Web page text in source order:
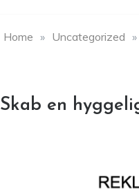
Home » Uncategorized »
Skab en